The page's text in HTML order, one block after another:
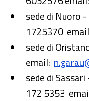
sede di Nuoro
1725370
sede di
email:
sede di
172 5353